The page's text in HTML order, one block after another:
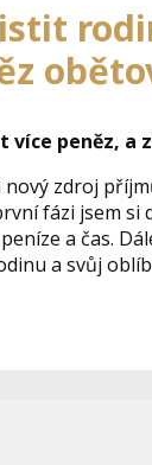
více peněz,
zdroj
fázi jsem
a čas.
a svůj